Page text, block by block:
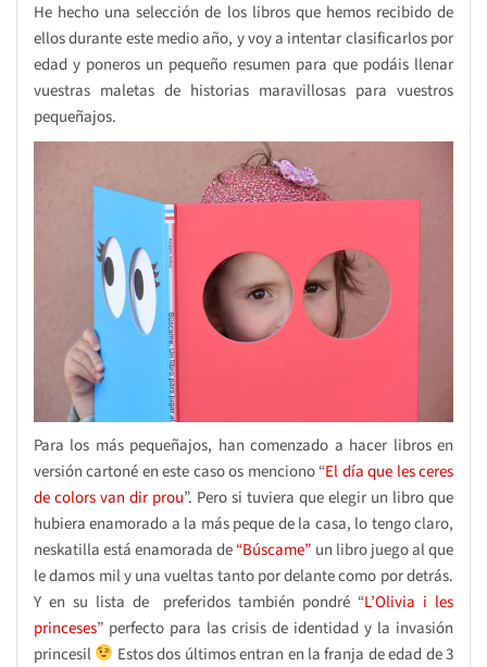
He hecho una selección de los libros que hemos recibido de
ellos durante este medio año, y voy a intentar clasificarlos por
edad y poneros un pequeño resumen para que podáis llenar
vuestras maletas de historias maravillosas para vuestros
pequeñajos.
Para los más pequeñajos, han comenzado a hacer libros en
versión cartoné en este caso os menciono “El día que les ceres
de colors van dir prou”. Pero si tuviera que elegir un libro que
hubiera enamorado a la más peque de la casa, lo tengo claro,
neskatilla está enamorada de“Búscame” un libro juego al que
le damos mil y una vueltas tanto por delante como por detrás.
Y en su lista de preferidos también pondré “L’Olivia i les
princeses” perfecto para las crisis de identidad y la invasión
princesil
Estos dos últimos entran en la franja de edad de 3